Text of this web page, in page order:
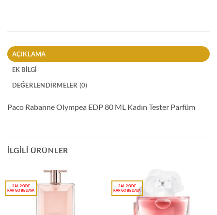
AÇIKLAMA
EK BILGI
DEĞERLENDIRMELER (0)
Paco Rabanne Olympea EDP 80 ML Kadın Tester Parfüm
İLGILI ÜRÜNLER